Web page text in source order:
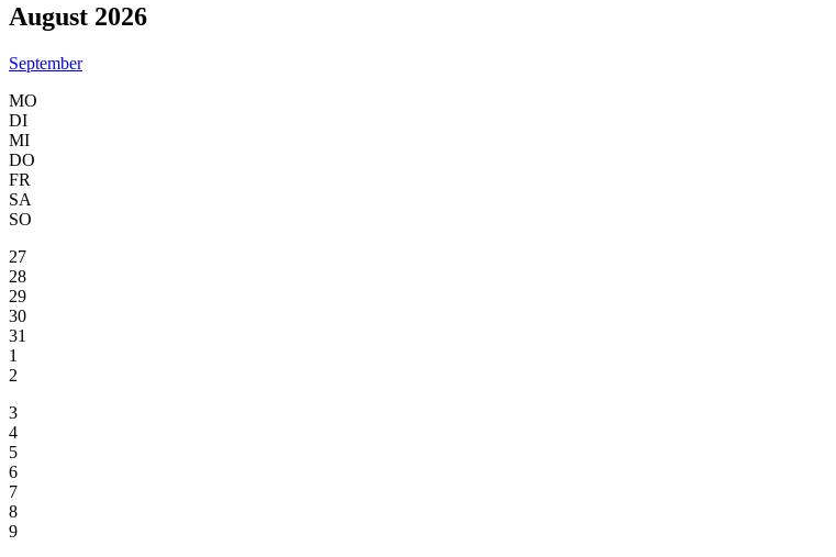
August 2026
September
MO
DI
MI
DO
FR
SA
SO
27
28
29
30
31
1
2
3
4
5
6
7
8
9